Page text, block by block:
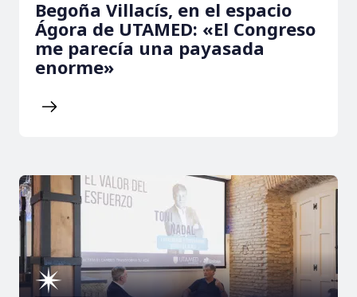
Begoña Villacís, en el espacio
Ágora de UTAMED: «El Congreso
me parecía una payasada
enorme»